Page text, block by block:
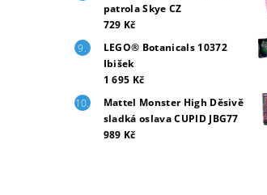
patrola Skye CZ
729 Kč
LEGO® Botanicals 10372
Ibišek
1 695 Kč
Mattel Monster High Děsivě
sladká oslava CUPID JBG77
989 Kč